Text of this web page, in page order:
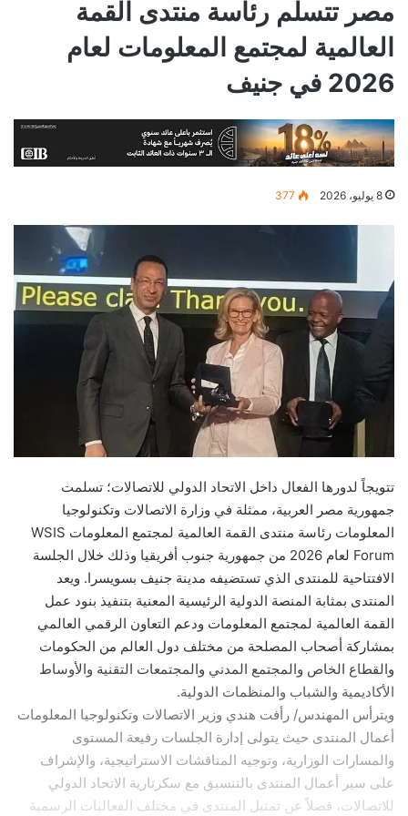
مصر تتسلم رئاسة منتدى القمة
العالمية لمجتمع المعلومات لعام
2026 في جنيف
8 يوليو، 2026 377
تتويجاً لدورها الفعال داخل الاتحاد الدولي للاتصالات؛ تسلمت
جمهورية مصر العربية، ممثلة في وزارة الاتصالات وتكنولوجيا
المعلومات رئاسة منتدى القمة العالمية لمجتمع المعلومات WSIS
Forum لعام 2026 من جمهورية جنوب أفريقيا وذلك خلال الجلسة
الافتتاحية للمنتدى الذي تستضيفه مدينة جنيف بسويسرا. ويعد
المنتدى بمثابة المنصة الدولية الرئيسية المعنية بتنفيذ بنود عمل
القمة العالمية لمجتمع المعلومات ودعم التعاون الرقمي العالمي
بمشاركة أصحاب المصلحة من مختلف دول العالم من الحكومات
والقطاع الخاص والمجتمع المدني والمجتمعات التقنية والأوساط
الأكاديمية والشباب والمنظمات الدولية.
ويترأس المهندس/ رأفت هندي وزير الاتصالات وتكنولوجيا المعلومات
أعمال المنتدى حيث يتولى إدارة الجلسات رفيعة المستوى
والمسارات الوزارية، وتوجيه المناقشات الاستراتيجية، والإشراف
على سير أعمال المنتدى بالتنسيق مع سكرتارية الاتحاد الدولي
للاتصالات، فضلاً عن تمثيل المنتدى في مختلف الفعاليات الرسمية